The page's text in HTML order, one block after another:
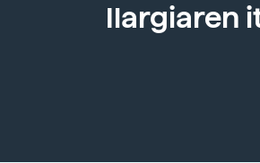
Ilargiaren